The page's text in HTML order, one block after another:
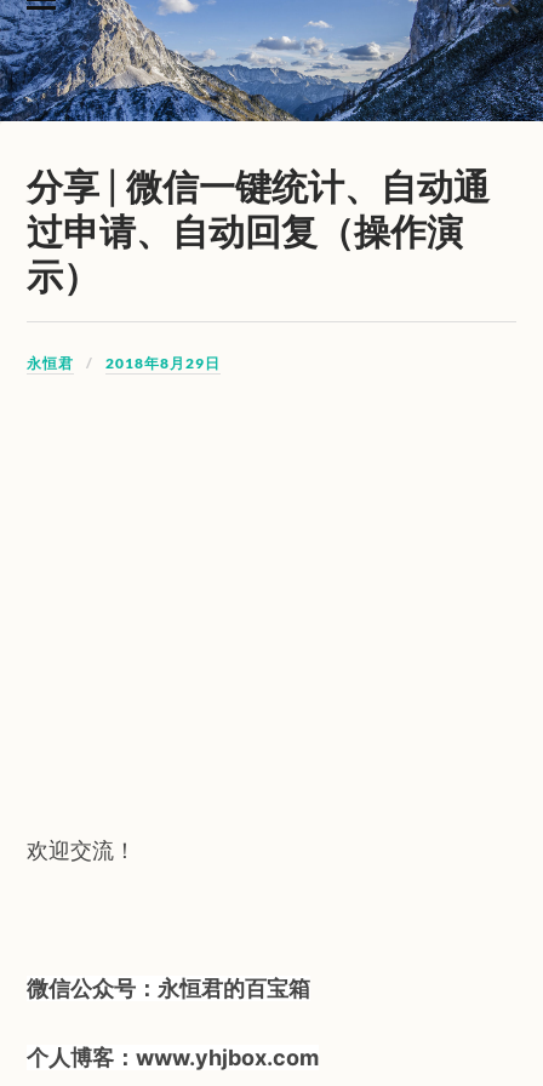
分享 | 微信一键统计、自动通
过申请、自动回复（操作演
示）
永恒君 2018年8月29日
欢迎交流！
微信公众号：永恒君的百宝箱
个人博客：www.yhjbox.com